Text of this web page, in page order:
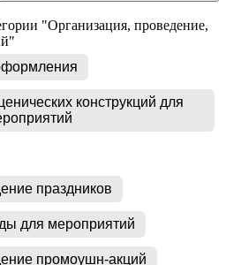
"Организация, проведение,
конструкций для
праздников
для мероприятий
промоушн-акций